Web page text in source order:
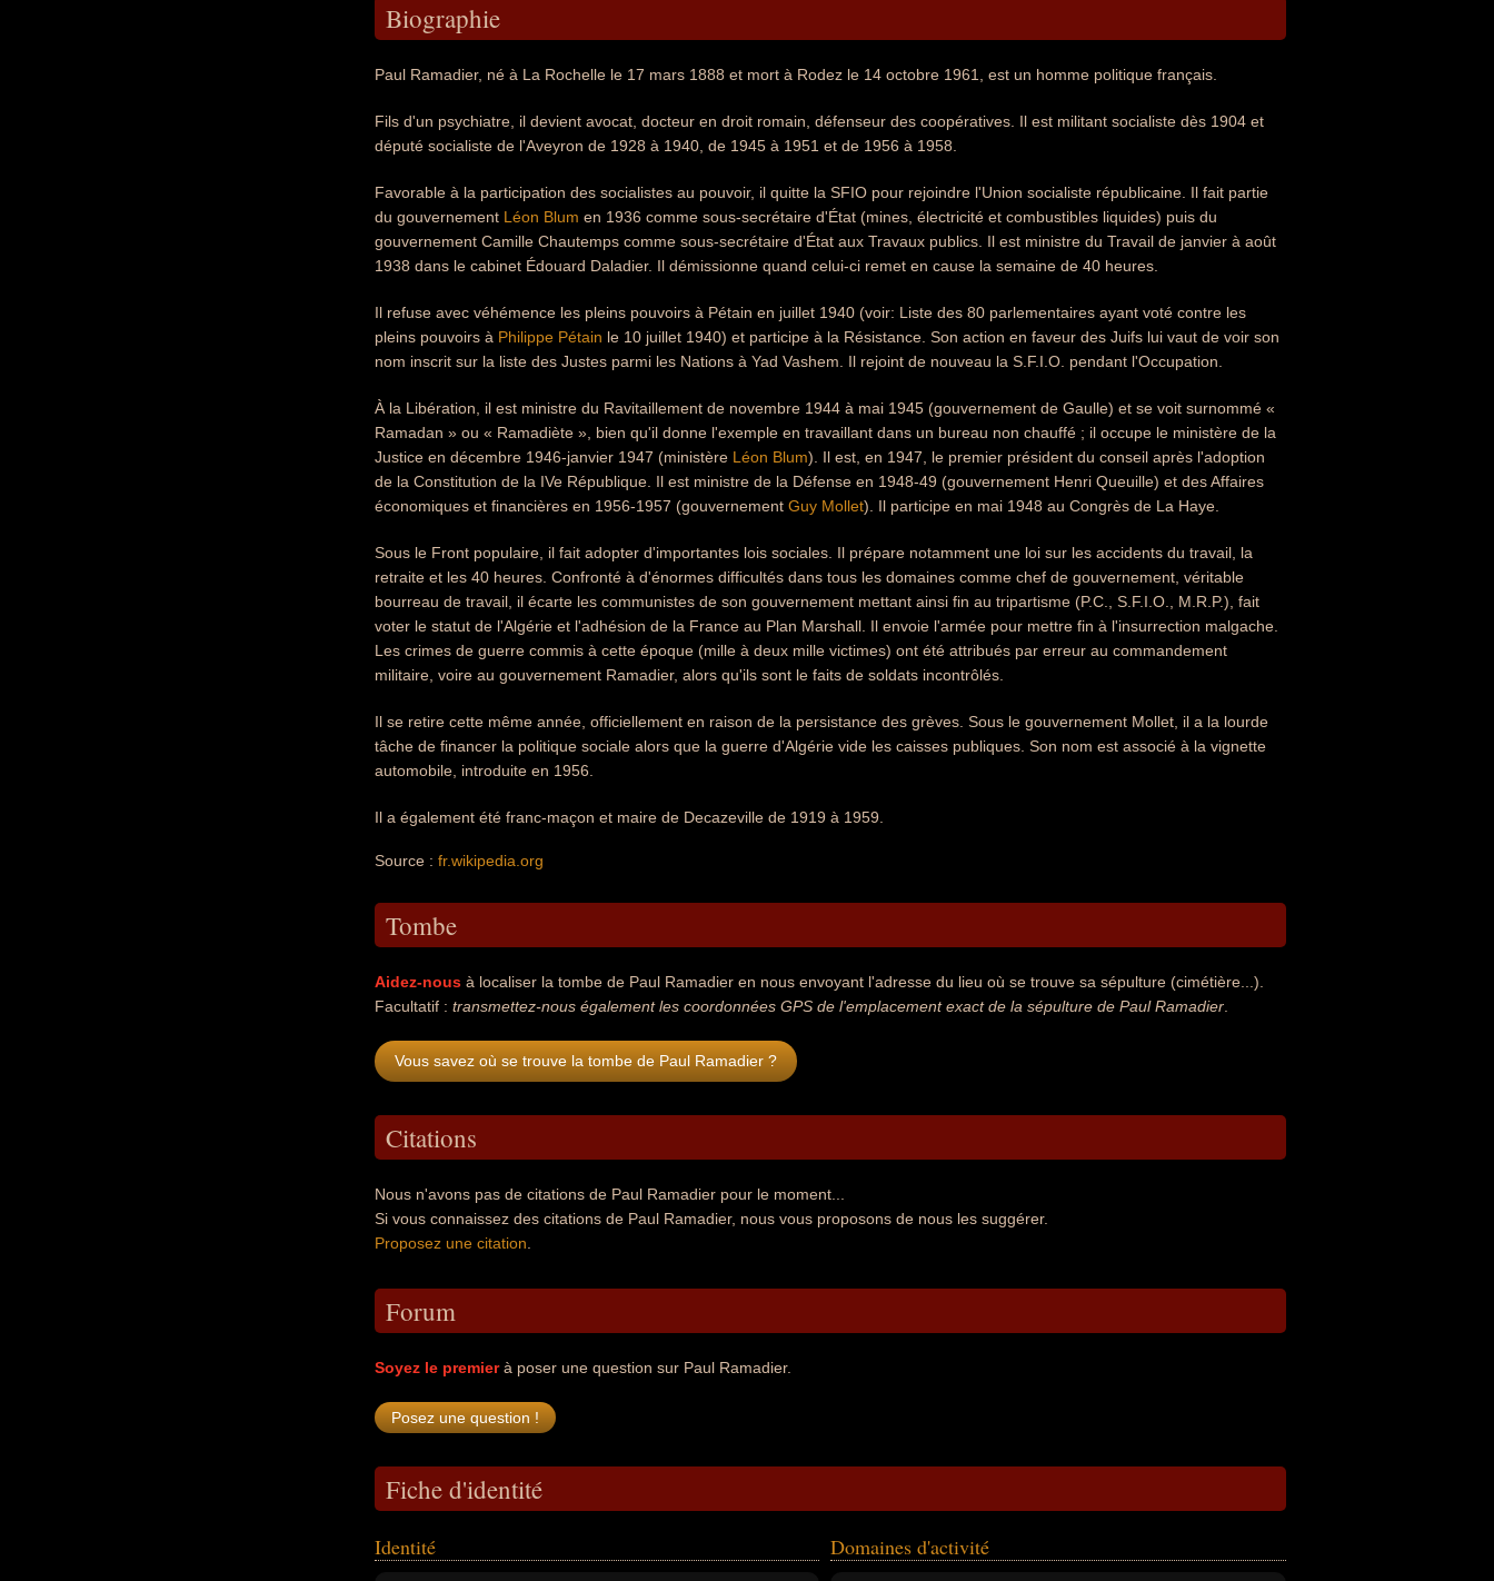
Biographie
Paul Ramadier, né à La Rochelle le 17 mars 1888 et mort à Rodez le 14 octobre 1961, est un homme politique français.
Fils d'un psychiatre, il devient avocat, docteur en droit romain, défenseur des coopératives. Il est militant socialiste dès 1904 et
député socialiste de l'Aveyron de 1928 à 1940, de 1945 à 1951 et de 1956 à 1958.
Favorable à la participation des socialistes au pouvoir, il quitte la SFIO pour rejoindre l'Union socialiste républicaine. Il fait partie
du gouvernement Léon Blum en 1936 comme sous-secrétaire d'État (mines, électricité et combustibles liquides) puis du
gouvernement Camille Chautemps comme sous-secrétaire d'État aux Travaux publics. Il est ministre du Travail de janvier à août
1938 dans le cabinet Édouard Daladier. Il démissionne quand celui-ci remet en cause la semaine de 40 heures.
Il refuse avec véhémence les pleins pouvoirs à Pétain en juillet 1940 (voir: Liste des 80 parlementaires ayant voté contre les
pleins pouvoirs à Philippe Pétain le 10 juillet 1940) et participe à la Résistance. Son action en faveur des Juifs lui vaut de voir son
nom inscrit sur la liste des Justes parmi les Nations à Yad Vashem. Il rejoint de nouveau la S.F.I.O. pendant l'Occupation.
À la Libération, il est ministre du Ravitaillement de novembre 1944 à mai 1945 (gouvernement de Gaulle) et se voit surnommé «
Ramadan » ou « Ramadiète », bien qu'il donne l'exemple en travaillant dans un bureau non chauffé ; il occupe le ministère de la
Justice en décembre 1946-janvier 1947 (ministère Léon Blum). Il est, en 1947, le premier président du conseil après l'adoption
de la Constitution de la IVe République. Il est ministre de la Défense en 1948-49 (gouvernement Henri Queuille) et des Affaires
économiques et financières en 1956-1957 (gouvernement Guy Mollet). Il participe en mai 1948 au Congrès de La Haye.
Sous le Front populaire, il fait adopter d'importantes lois sociales. Il prépare notamment une loi sur les accidents du travail, la
retraite et les 40 heures. Confronté à d'énormes difficultés dans tous les domaines comme chef de gouvernement, véritable
bourreau de travail, il écarte les communistes de son gouvernement mettant ainsi fin au tripartisme (P.C., S.F.I.O., M.R.P.), fait
voter le statut de l'Algérie et l'adhésion de la France au Plan Marshall. Il envoie l'armée pour mettre fin à l'insurrection malgache.
Les crimes de guerre commis à cette époque (mille à deux mille victimes) ont été attribués par erreur au commandement
militaire, voire au gouvernement Ramadier, alors qu'ils sont le faits de soldats incontrôlés.
Il se retire cette même année, officiellement en raison de la persistance des grèves. Sous le gouvernement Mollet, il a la lourde
tâche de financer la politique sociale alors que la guerre d'Algérie vide les caisses publiques. Son nom est associé à la vignette
automobile, introduite en 1956.
Il a également été franc-maçon et maire de Decazeville de 1919 à 1959.
Source : fr.wikipedia.org
Tombe
Aidez-nous à localiser la tombe de Paul Ramadier en nous envoyant l'adresse du lieu où se trouve sa sépulture (cimétière...).
Facultatif : transmettez-nous également les coordonnées GPS de l'emplacement exact de la sépulture de Paul Ramadier
Vous savez où se trouve la tombe de Paul Ramadier ?
Citations
Nous n'avons pas de citations de Paul Ramadier pour le moment...
Si vous connaissez des citations de Paul Ramadier, nous vous proposons de nous les suggérer.
Proposez une citation
Forum
Soyez le premierà poser une question sur Paul Ramadier.
Fiche d'identité
Identité Domaines d'activité